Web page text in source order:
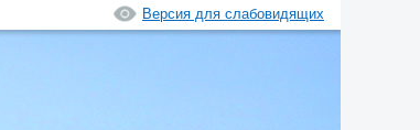
Версия для слабовидящих